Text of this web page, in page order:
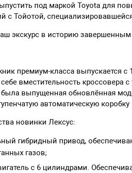
под маркой Toyota для
с Тойотой,
экскурс в историю
премиум-класса выпускается с
вместительность
была выпущенная обновлённая
автоматическую
новинки Лексус:
гибридный привод,
газов;
с 6 цилиндрами.